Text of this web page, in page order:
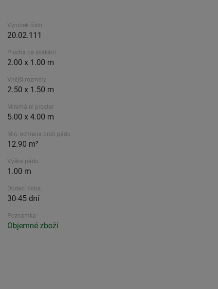
Výrobek číslo
20.02.111
Plocha na skákání
2.00 x 1.00 m
Vnější rozměry
2.50 x 1.50 m
Minimální prostor
5.00 x 4.00 m
Min. ochrana proti pádu
12.90 m²
Výška pádu
1.00 m
Dodací doba.
30-45 dní
Poznámka
Objemné zboží